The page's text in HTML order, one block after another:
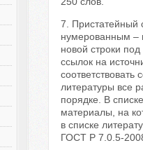
7. Пристатейный
нумерованным –
новой строки
ссылок на
соответствовать
литературы все
порядке. В
материалы, на
в списке
ГОСТ Р 7.0.5-